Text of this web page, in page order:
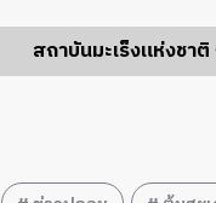
สถาบันมะเร็งแห่งชา